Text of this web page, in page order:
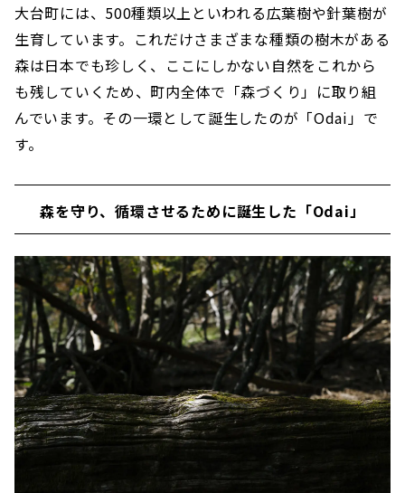
大台町には、500種類以上といわれる広葉樹や針葉樹が
生育しています。これだけさまざまな種類の樹木がある
森は日本でも珍しく、ここにしかない自然をこれから
も残していくため、町内全体で「森づくり」に取り組
んでいます。その一環として誕生したのが「Odai」で
す。
森を守り、循環させるために誕生した「Odai」